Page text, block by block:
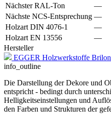
Nächster RAL-Ton
—
Nächste NCS-Entsprechung —
Holzart DIN 4076-1
—
Holzart EN 13556
—
Hersteller
EGGER Holzwerkstoffe
info_outline
Die Darstellung der Dekore und
entspricht - bedingt durch
Helligkeitseinstellungen und
den Farben und Strukturen der